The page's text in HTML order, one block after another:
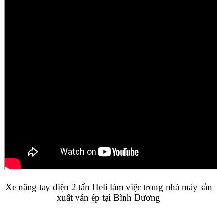
Xe nâng tay điện 2 tấn Heli làm việc trong nhà máy sản
xuất ván ép tại Bình Dương